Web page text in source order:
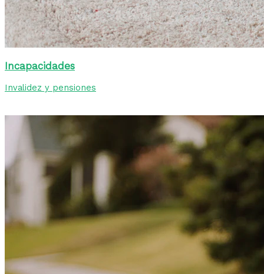
Incapacidades
Invalidez y pensiones